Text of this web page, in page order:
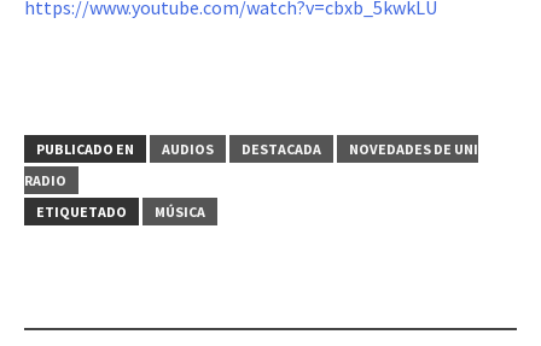
https://www.youtube.com/watch?v=cbxb_5kwkLU
PUBLICADO EN AUDIOS DESTACADA
NOVEDADES DE UNI
RADIO
ETIQUETADO
MÚSICA